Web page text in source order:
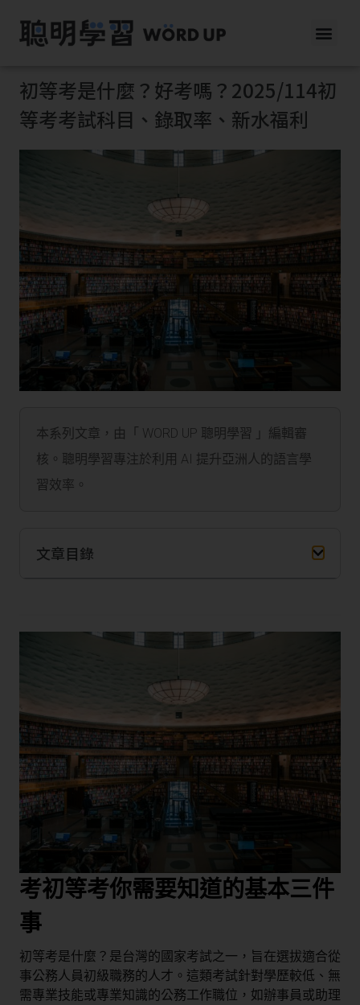
初等考是什麼？好考嗎？2025/114初
等考考試科目、錄取率、新水福利
本系列文章，由「 WORD UP 聰明學習 」編輯審
核。聰明學習專注於利用 AI 提升亞洲人的語言學
習效率。
文章目錄
考初等考你需要知道的基本三件
事
初等考是什麼？是台灣的國家考試之一，旨在選拔適合從
事公務人員初級職務的人才。這類考試針對學歷較低、無
需專業技能或專業知識的公務工作職位，如辦事員或助理